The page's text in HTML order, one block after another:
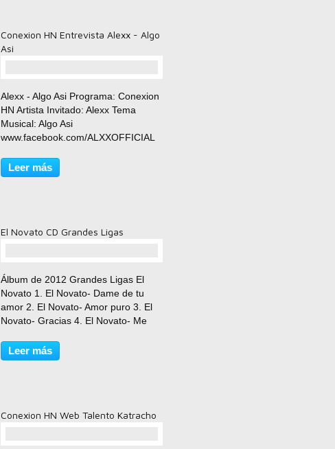
Conexion HN Entrevista Alexx - Algo
Asi
Alexx - Algo Asi Programa: Conexion
HN Artista Invitado: Alexx Tema
Musical: Algo Asi
www.facebook.com/ALXXOFFICIAL
www.youtube.com/ALXXOFFICIAL
Leer más
El Novato CD Grandes Ligas
Álbum de 2012 Grandes Ligas El
Novato 1. El Novato- Dame de tu
amor 2. El Novato- Amor puro 3. El
Novato- Gracias 4. El Novato- Me
no vas 6. El Novato- Tea Tea 7. El
Novato- I love you baby 8. El Novato-
Leer más
Conexion HN Web Talento Katracho